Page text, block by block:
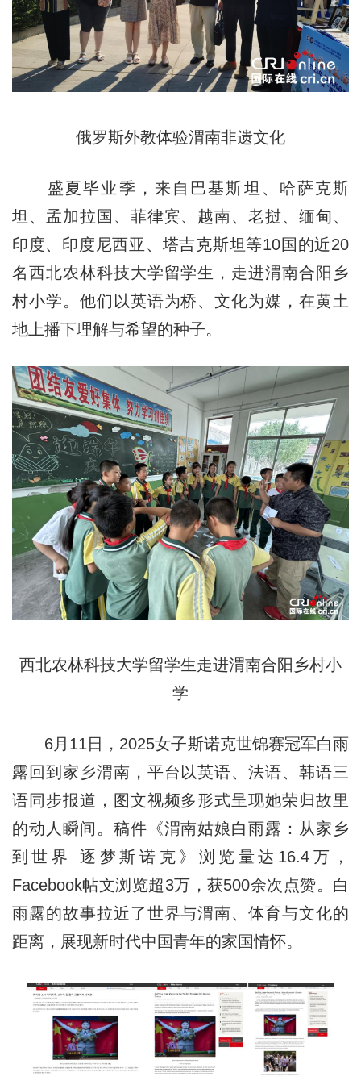
俄罗斯外教体验渭南非遗文化
盛夏毕业季，来自巴基斯坦、哈萨克斯
坦、孟加拉国、菲律宾、越南、老挝、缅甸、
印度、印度尼西亚、塔吉克斯坦等10国的近20
名西北农林科技大学留学生，走进渭南合阳乡
村小学。他们以英语为桥、文化为媒，在黄土
地上播下理解与希望的种子。
西北农林科技大学留学生走进渭南合阳乡村小
学
6月11日，2025女子斯诺克世锦赛冠军白雨
露回到家乡渭南，平台以英语、法语、韩语三
语同步报道，图文视频多形式呈现她荣归故里
的动人瞬间。稿件《渭南姑娘白雨露：从家乡
到世界 逐梦斯诺克》浏览量达16.4万，
Facebook帖文浏览超3万，获500余次点赞。白
雨露的故事拉近了世界与渭南、体育与文化的
距离，展现新时代中国青年的家国情怀。